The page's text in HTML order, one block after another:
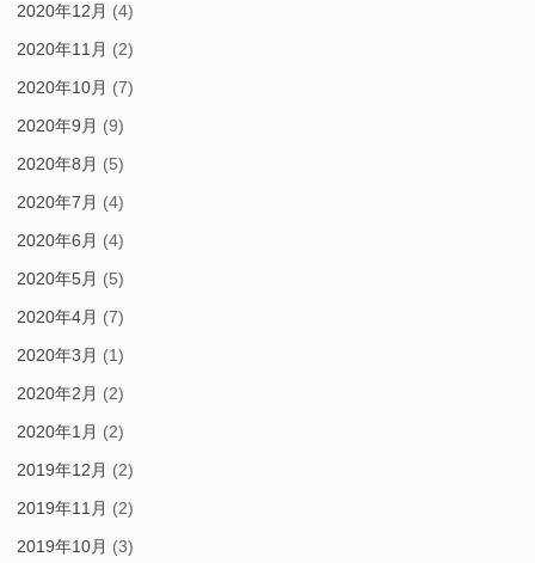
2020年12月 (4)
2020年11月 (2)
2020年10月 (7)
2020年9月 (9)
2020年8月 (5)
2020年7月 (4)
2020年6月 (4)
2020年5月 (5)
2020年4月 (7)
2020年3月 (1)
2020年2月 (2)
2020年1月 (2)
2019年12月 (2)
2019年11月 (2)
2019年10月 (3)